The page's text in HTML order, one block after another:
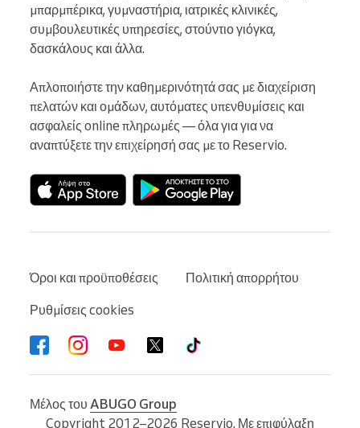
μπαρμπέρικα, γυμναστήρια, ιατρικές κλινικές,
συμβουλευτικές υπηρεσίες, στούντιο γιόγκα,
δασκάλους και άλλα.
Απλοποιήστε την καθημερινότητά σας με διαχείριση
πελατών και ομάδων, αυτόματες υπενθυμίσεις και
ασφαλείς online πληρωμές — όλα για για να
αναπτύξετε την επιχείρησή σας με το Reservio.
Όροι και προϋποθέσεις
Πολιτική απορρήτου
Ρυθμίσεις cookies
Μέλος του ABUGO Group
Copyright 2012–2026 Reservio. Με επιφύλαξη